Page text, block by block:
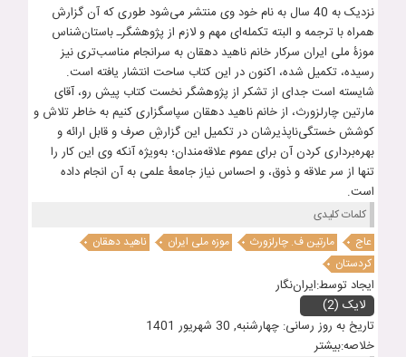
نزدیک به 40 سال به نام خود وی منتشر می‌شود طوری که آن گزارش
همراه با ترجمه و البته تکمله‌ای مهم و لازم از پژوهشگرـ باستان‌شناس
موزۀ ملی ایران سرکار خانم ناهید دهقان به سرانجام مناسب‌تری نیز
رسیده، تکمیل شده، اکنون در این کتاب ساحت انتشار یافته است.
شایسته است جدای از تشکر از پژوهشگر نخست کتاب پیش رو، آقای
مارتین چارلزورث، از خانم ناهید دهقان سپاسگزاری کنیم به خاطر تلاش و
کوشش خستگی‌ناپذیرشان در تکمیل این گزارشِ صرف و قابل ارائه و
بهره‌برداری کردن آن برای عموم علاقه‌مندان؛ به‌ویژه آنکه وی این کار را
تنها از سر علاقه و ذوق، و احساس نیاز جامعۀ علمی به آن انجام داده
است.
کلمات کلیدی
عاج
مارتین ف. چارلزورث موزه ملی ایران
ناهید دهقان
کردستان
ایجاد توسط:ایران‌نگار
لایک (2)
تاریخ به روز رسانی:چهارشنبه, 30 شهریور 1401
خلاصه:بیشتر